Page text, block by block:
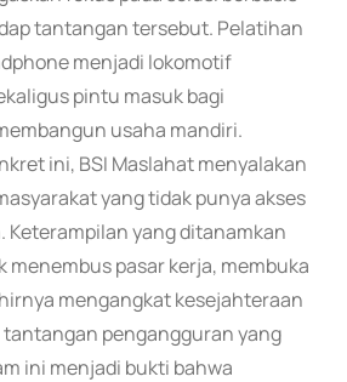
tantangan tersebut. Pelatihan
menjadi lokomotif
pintu masuk bagi
usaha mandiri.
ini, BSI Maslahat menyalakan
yang tidak punya akses
Keterampilan yang ditanamkan
menembus pasar kerja, membuka
mengangkat kesejahteraan
pengangguran yang
ini menjadi bukti bahwa